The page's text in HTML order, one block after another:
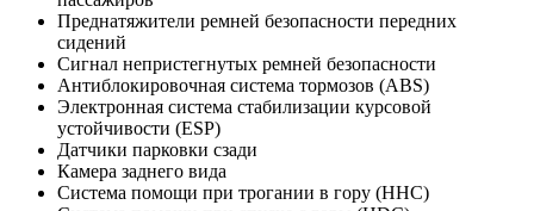
Преднатяжители ремней безопасности передних
сидений
Сигнал непристегнутых ремней безопасности
Антиблокировочная система тормозов (ABS)
Электронная система стабилизации курсовой
устойчивости (ESP)
Датчики парковки сзади
Камера заднего вида
Система помощи при трогании в гору (HHC)